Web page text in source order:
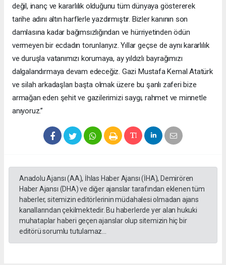
değil, inanç ve kararlılık olduğunu tüm dünyaya göstererek
tarihe adını altın harflerle yazdırmıştır. Bizler kanının son
damlasına kadar bağımsızlığından ve hürriyetinden ödün
vermeyen bir ecdadın torunlarıyız. Yıllar geçse de aynı kararlılık
ve duruşla vatanımızı korumaya, ay yıldızlı bayrağımızı
dalgalandırmaya devam edeceğiz. Gazi Mustafa Kemal Atatürk
ve silah arkadaşları başta olmak üzere bu şanlı zaferi bize
armağan eden şehit ve gazilerimizi saygı, rahmet ve minnetle
anıyoruz.”
Anadolu Ajansı (AA), İhlas Haber Ajansı (İHA), Demirören
Haber Ajansı (DHA) ve diğer ajanslar tarafından eklenen tüm
haberler, sitemizin editörlerinin müdahalesi olmadan ajans
kanallarından çekilmektedir. Bu haberlerde yer alan hukuki
muhataplar haberi geçen ajanslar olup sitemizin hiç bir
editörü sorumlu tutulamaz...